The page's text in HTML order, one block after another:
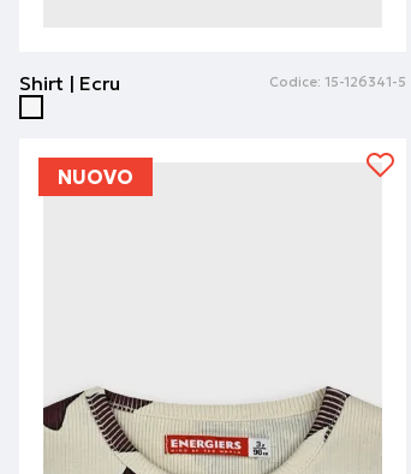
Shirt | Ecru Codice: 15-126341-5
NUOVO